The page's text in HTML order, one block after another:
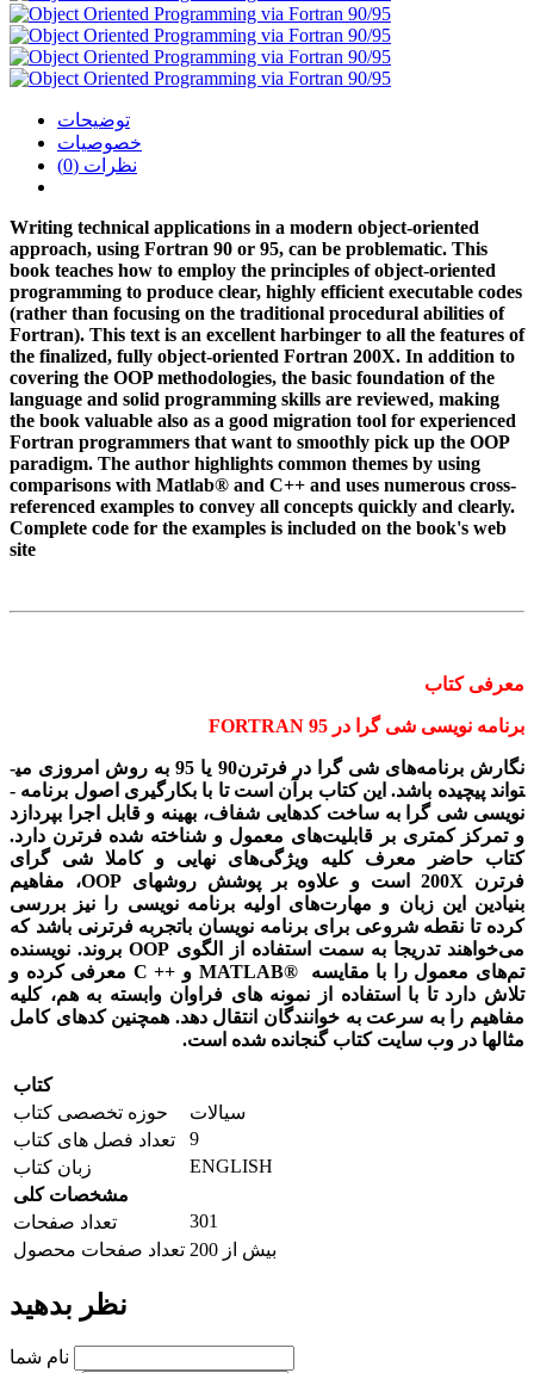
توضیحات
خصوصیات
نظرات (0)
Writing technical applications in a modern object-oriented
approach, using Fortran 90 or 95, can be problematic. This
book teaches how to employ the principles of object-oriented
programming to produce clear, highly efficient executable codes
(rather than focusing on the traditional procedural abilities of
Fortran). This text is an excellent harbinger to all the features of
the finalized, fully object-oriented Fortran 200X. In addition to
covering the OOP methodologies, the basic foundation of the
language and solid programming skills are reviewed, making
the book valuable also as a good migration tool for experienced
Fortran programmers that want to smoothly pick up the OOP
paradigm. The author highlights common themes by using
comparisons with Matlab® and C++ and uses numerous cross-
referenced examples to convey all concepts quickly and clearly.
Complete code for the examples is included on the book's web
site
معرفی کتاب
برنامه­ نویسی شی­ گرا در FORTRAN 95
نگارش برنامه­‌های شی­ گرا در فرترن90 یا 95به روش امروزی می­
تواند پیچیده باشد. این کتاب برآن است تا با بکارگیری اصول برنامه ­
نویسی شی­ گرا به ساخت کدهایی شفاف، بهینه و قابل اجرا بپردازد
و تمرکز کمتری بر قابلیت­‌های معمول و شناخته ­شده فرترن دارد.
کتاب حاضر معرف کلیه ویژگی‌های نهایی و کاملا شی­ گرای
فرترن 200Xاست و علاوه بر پوشش روش­هایOOP، مفاهیم
بنیادین این زبان و مهارت­‌های اولیه برنامه ­نویسی را نیز بررسی
کرده تا نقطه شروعی برای برنامه­ نویسان باتجربه فرترنی باشد که
می‌­خواهند تدریجا به سمت استفاده از الگوی OOP بروند. نویسنده
تم­‌های معمول را با مقایسه
MATLAB®و C ++ معرفی کرده و
تلاش دارد تا با استفاده از نمونه­ های فراوان وابسته به­ هم، کلیه
مفاهیم را به سرعت به خوانندگان انتقال دهد. همچنین کدهای کامل
مثال­ها در وب سایت کتاب گنجانده شده است.
کتاب
حوزه تخصصی کتاب
سیالات
تعداد فصل های کتاب
9
زبان کتاب
ENGLISH
مشخصات کلی
تعداد صفحات
301
تعداد صفحات محصول
بیش از 200
نظر بدهید
نام شما